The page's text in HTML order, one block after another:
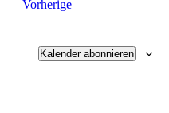
VorherigeVeranstaltungen
Kalender abonnieren